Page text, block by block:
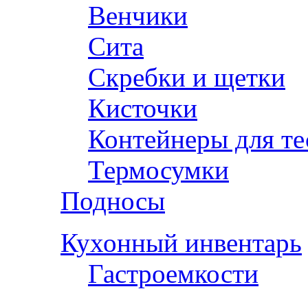
Венчики
Сита
Скребки и щетки
Кисточки
Контейнеры для
Термосумки
Подносы
Кухонный инвентарь
Гастроемкости